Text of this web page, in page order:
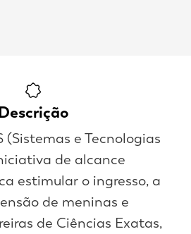
(Sistemas e Tecnologias
de alcance
estimular o ingresso, a
de meninas e
de Ciências Exatas,